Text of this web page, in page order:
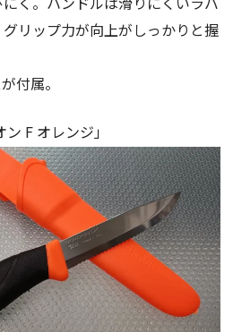
リップ力が向上がしっかりと握
付属。
ン F オレンジ」